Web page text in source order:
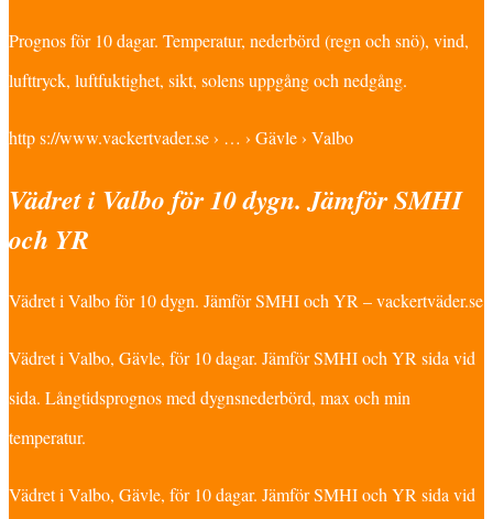
Prognos för 10 dagar. Temperatur, nederbörd (regn och snö), vind,
lufttryck, luftfuktighet, sikt, solens uppgång och nedgång.
http s://www.vackertvader.se › … › Gävle › Valbo
Vädret i Valbo för 10 dygn. Jämför SMHI
och YR
Vädret i Valbo för 10 dygn. Jämför SMHI och YR – vackertväder.se
Vädret i Valbo, Gävle, för 10 dagar. Jämför SMHI och YR sida vid
sida. Långtidsprognos med dygnsnederbörd, max och min
temperatur.
Vädret i Valbo, Gävle, för 10 dagar. Jämför SMHI och YR sida vid